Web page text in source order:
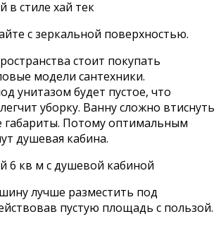
с зеркальной поверхностью.
стоит покупать
модели сантехники.
унитазом будет пустое, что
уборку. Ванну сложно втиснуть
габариты. Потому оптимальным
душевая кабина.
лучше разместить под
пустую площадь с пользой.